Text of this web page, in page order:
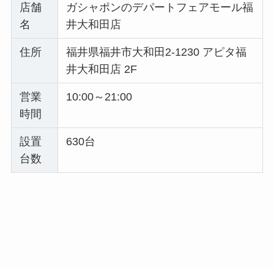
店舗
名
ガシャポンのデパートフェアモール福
井大和田店
住所
福井県福井市大和田2-1230 アピタ福
井大和田店 2F
営業
時間
10:00～21:00
設置
台数
630台